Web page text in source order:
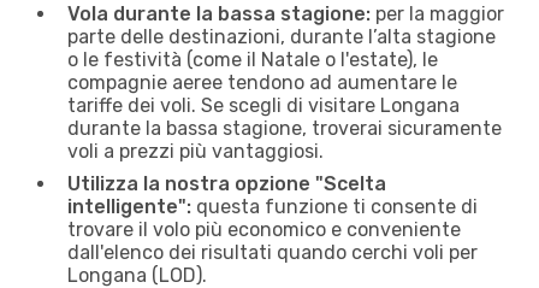
Vola durante la bassa stagione: per la maggior
parte delle destinazioni, durante l’alta stagione
o le festività (come il Natale o l'estate), le
compagnie aeree tendono ad aumentare le
tariffe dei voli. Se scegli di visitare Longana
durante la bassa stagione, troverai sicuramente
voli a prezzi più vantaggiosi.
Utilizza la nostra opzione "Scelta
intelligente": questa funzione ti consente di
trovare il volo più economico e conveniente
dall'elenco dei risultati quando cerchi voli per
Longana (LOD).